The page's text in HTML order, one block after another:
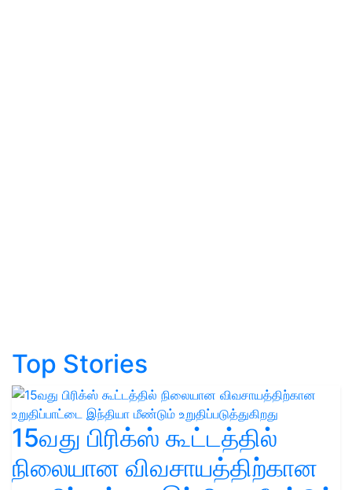
Top Stories
15வது பிரிக்ஸ் கூட்டத்தில்
நிலையான விவசாயத்திற்கான